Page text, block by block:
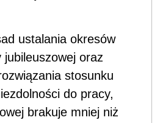
ustalania okresów
oraz
stosunku
do pracy,
brakuje mniej niż